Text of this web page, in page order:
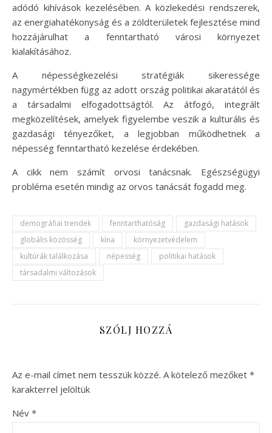
adódó kihívások kezelésében. A közlekedési rendszerek,
az energiahatékonyság és a zöldterületek fejlesztése mind
hozzájárulhat a fenntartható városi környezet
kialakításához.
A népességkezelési stratégiák sikeressége
nagymértékben függ az adott ország politikai akaratától és
a társadalmi elfogadottságtól. Az átfogó, integrált
megközelítések, amelyek figyelembe veszik a kulturális és
gazdasági tényezőket, a legjobban működhetnek a
népesség fenntartható kezelése érdekében.
A cikk nem számít orvosi tanácsnak. Egészségügyi
probléma esetén mindig az orvos tanácsát fogadd meg.
demográfiai trendek fenntarthatóság
gazdasági hatások
globális közösség
kína
környezetvédelem
kultúrák találkozása
népesség
politikai hatások
társadalmi változások
SZÓLJ HOZZÁ
Az e-mail címet nem tesszük közzé. A kötelező mezőket *
karakterrel jelöltük
Név *